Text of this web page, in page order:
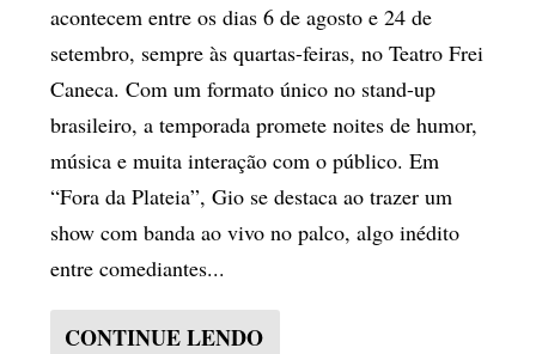
acontecem entre os dias 6 de agosto e 24 de
setembro, sempre às quartas-feiras, no Teatro Frei
Caneca. Com um formato único no stand-up
brasileiro, a temporada promete noites de humor,
música e muita interação com o público. Em
“Fora da Plateia”, Gio se destaca ao trazer um
show com banda ao vivo no palco, algo inédito
entre comediantes...
CONTINUE LENDO